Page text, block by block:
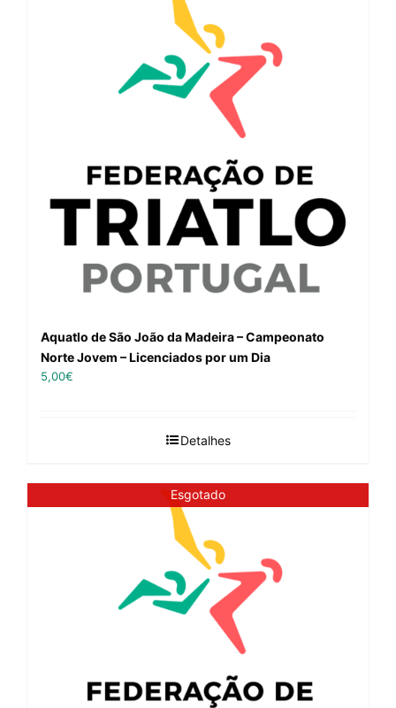
Aquatlo de São João da Madeira – Campeonato
Norte Jovem – Licenciados por um Dia
5,00€
Detalhes
Esgotado